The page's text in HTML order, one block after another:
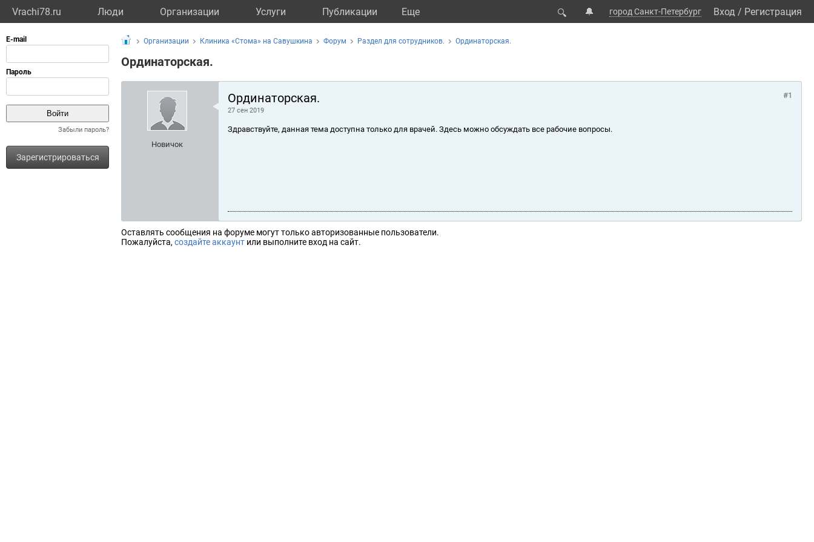
Vrachi78.ru Люди Организации Услуги Публикации Eще 🔍 🔔 город Санкт-Петербург Вход / Регистрация
Забыли пароль?
Зарегистрироваться
Организации Клиника «Стома» на Савушкина Форум Раздел для сотрудников. Ординаторская.
Ординаторская.
Новичок
Ординаторская.
27 сен 2019
#1
Здравствуйте, данная тема доступна только для врачей. Здесь можно обсуждать все рабочие вопросы.
Оставлять сообщения на форуме могут только авторизованные пользователи.
Пожалуйста, создайте аккаунт или выполните вход на сайт.